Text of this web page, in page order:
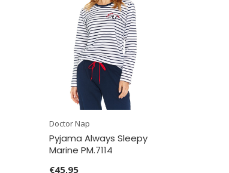
Doctor Nap
Pyjama Always Sleepy
Marine PM.7114
€45,95